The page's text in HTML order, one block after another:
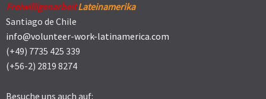
FreiwilligenarbeitLateinamerika
Santiago de Chile
info@volunteer-work-latinamerica.com
(+49) 7735 425 339
(+56-2) 2819 8274
Besuche uns auch auf: